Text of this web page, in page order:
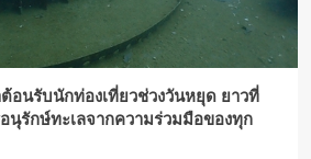
ต้อนรับนักท่องเที่ยวช่วงวันหยุด ยาวที่
นุรักษ์ทะเลจากความร่วมมือของทุก